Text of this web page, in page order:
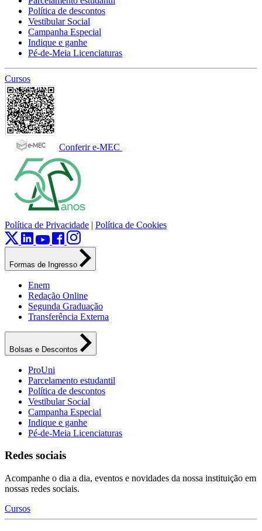
Política de descontos
Vestibular Social
Campanha Especial
Indique e ganhe
Pé-de-Meia Licenciaturas
Cursos
Conferir e-MEC
Política de Privacidade | Política de Cookies
Formas de Ingresso
Enem
Redação Online
Segunda Graduação
Transferência Externa
Bolsas e Descontos
ProUni
Parcelamento estudantil
Política de descontos
Vestibular Social
Campanha Especial
Indique e ganhe
Pé-de-Meia Licenciaturas
Redes sociais
Acompanhe o dia a dia, eventos e novidades da nossa instituição em
nossas redes sociais.
Cursos